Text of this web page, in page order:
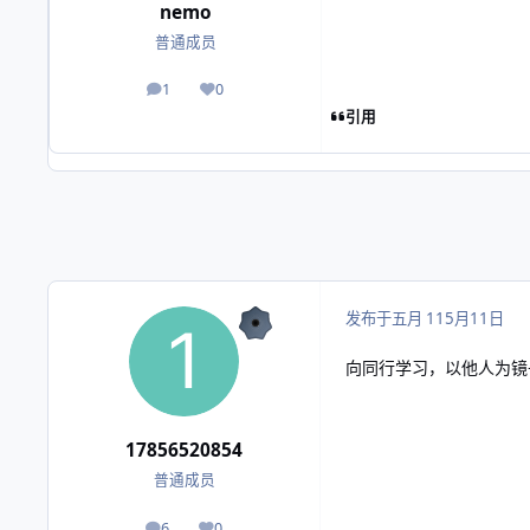
nemo
普通成员
1
帖子 0
声誉
引用
17856520854
普通成员
发布于五月 11 5月11日
向同行学习，以他人为